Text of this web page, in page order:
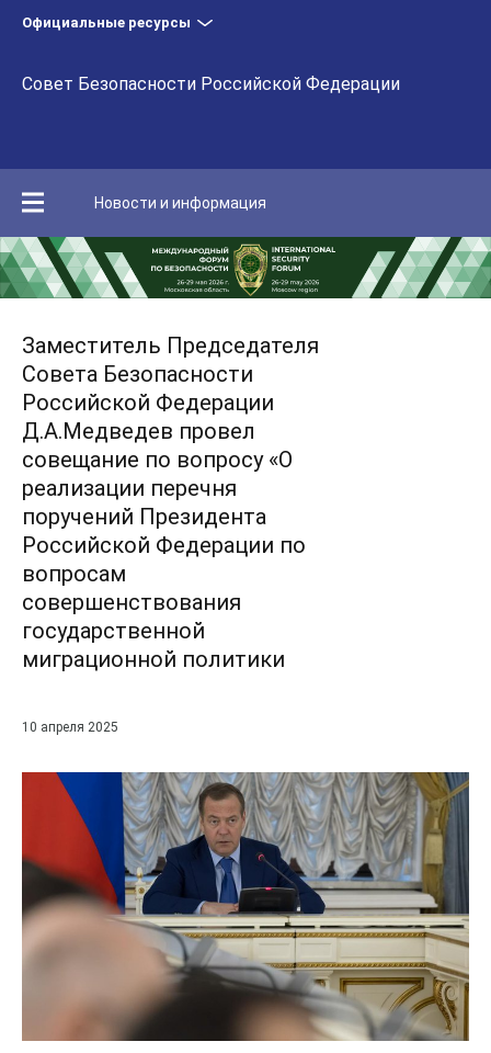
Официальные ресурсы
Совет Безопасности Российской Федерации
Новости и информация
Заместитель Председателя
Совета Безопасности
Российской Федерации
Д.А.Медведев провел
совещание по вопросу «О
реализации перечня
поручений Президента
Российской Федерации по
вопросам
совершенствования
государственной
миграционной политики
10 апреля 2025